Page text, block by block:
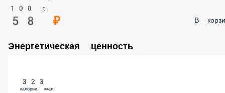
100 г.
58 ₽ В
Энергетическая ценность
323
калории, ккал.